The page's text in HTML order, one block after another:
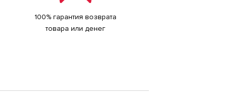
100% гарантия возврата
товара или денег